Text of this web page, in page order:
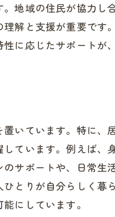
地域の住民が協力し
解と支援が重要です
に応じたサポートが
いています。特に、
ています。例えば、
サポートや、日常生
とりが自分らしく暮
にしています。